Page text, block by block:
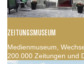
ZEITUNGSMUSEUM
Medienmuseum,
200.000 Zeitungen und